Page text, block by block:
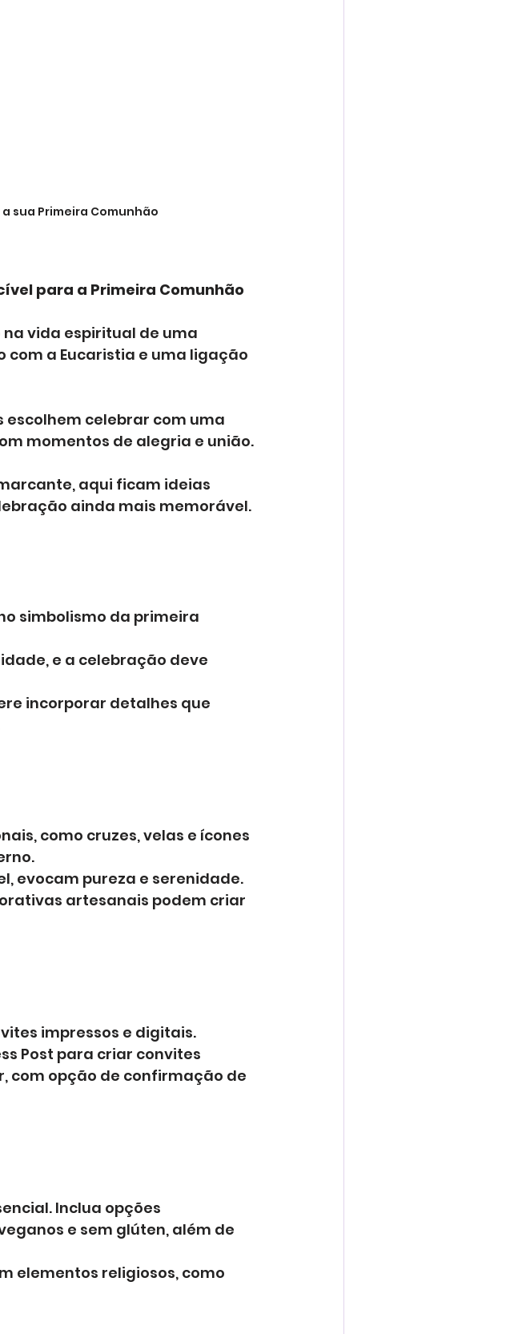
sua Primeira Comunhão
para a Primeira Comunhão
vida espiritual de uma
a Eucaristia e uma ligação
escolhem celebrar com uma
momentos de alegria e união.
aqui ficam ideias
ainda mais memorável.
simbolismo da primeira
e a celebração deve
incorporar detalhes que
como cruzes, velas e ícones
evocam pureza e serenidade.
artesanais podem criar
impressos e digitais.
Post para criar convites
com opção de confirmação de
Inclua opções
e sem glúten, além de
elementos religiosos, como